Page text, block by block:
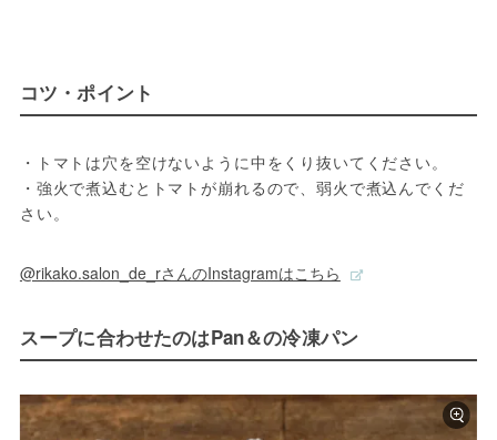
コツ・ポイント
・トマトは穴を空けないように中をくり抜いてください。
・強火で煮込むとトマトが崩れるので、弱火で煮込んでくだ
さい。
@rikako.salon_de_rさんのInstagramはこちら
スープに合わせたのはPan＆の冷凍パン